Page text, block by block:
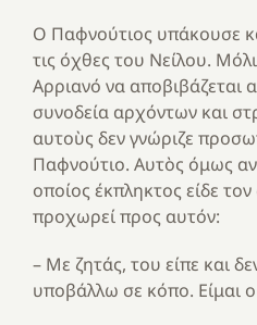
Ο Παφνούτιος υπάκουσε
τις όχθες του Νείλου.
Αρριανό να αποβιβάζεται
συνοδεία αρχόντων και
αυτοὺς δεν γνώριζε
Παφνούτιο. Αυτὸς όμως
οποίος έκπληκτος είδε
προχωρεί προς αυτόν:
– Με ζητάς, του είπε και
υποβάλλω σε κόπο. Είμαι